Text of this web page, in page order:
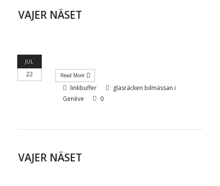
VAJER NÄSET
JUL
22 Read More
linkbuffer
glasräcken bilmässan i
Genève
0
VAJER NÄSET